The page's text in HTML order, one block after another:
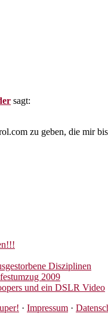
sagt:
zu geben, die mir
Disziplinen
2009
und ein DSLR Video
· Impressum ·